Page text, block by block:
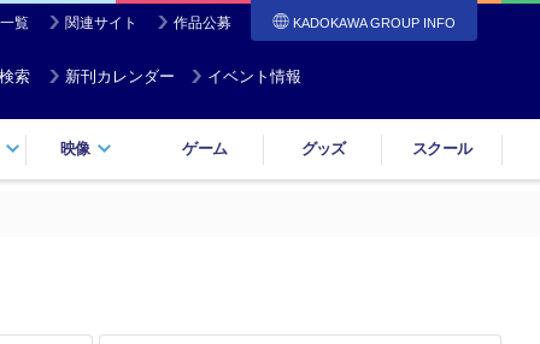
覧 関連サイト 作品公募 KADOKAWA GROUP INFO
索 新刊カレンダー イベント情報
映像 ゲーム グッズ スクール